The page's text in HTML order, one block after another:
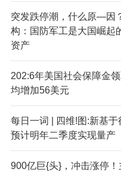
突发跌停潮，什么原—因
构：国防军工是大国崛起
资产
202:6年美国社会保障金
均增加56美元
每日一词 | 四维!图:新基
预计明年二季度实现量产
900亿巨{头}，冲击涨停